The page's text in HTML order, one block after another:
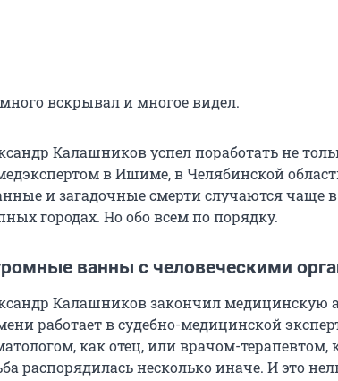
вскрывал и многое видел.
Калашников успел поработать не
в Ишиме, в Челябинской
и загадочные смерти случаются чаще в
городах. Но обо всем по порядку.
ванны с человеческими
Калашников закончил медицинскую
работает в судебно-медицинской
как отец, или врачом-терапевтом,
распорядилась несколько иначе. И это